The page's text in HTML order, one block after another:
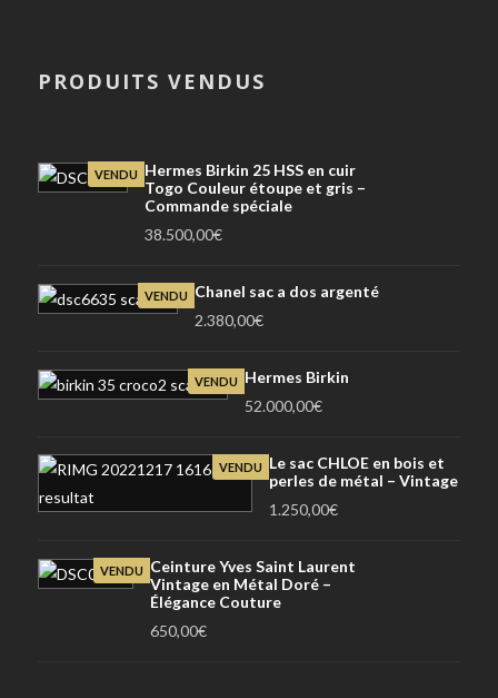
PRODUITS VENDUS
VENDU
Hermes Birkin 25 HSS en cuir
Togo Couleur étoupe et gris –
Commande spéciale
38.500,00€
VENDU
Chanel sac a dos argenté
2.380,00€
VENDU
Hermes Birkin
52.000,00€
VENDU
Le sac CHLOE en bois et
perles de métal – Vintage
1.250,00€
VENDU
Ceinture Yves Saint Laurent
Vintage en Métal Doré –
Élégance Couture
650,00€